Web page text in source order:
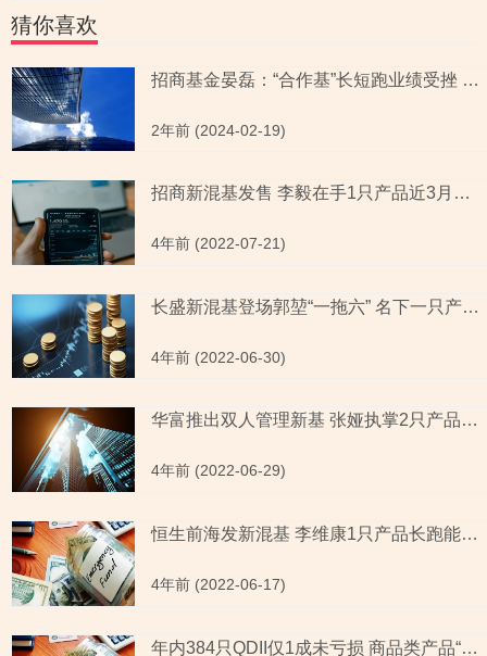
猜你喜欢
招商基金晏磊：“合作基”长短跑业绩受挫 首次单独上阵能否一改“疲态”？
2年前 (2024-02-19)
招商新混基发售 李毅在手1只产品近3月涨幅显疲软排名靠后
4年前 (2022-07-21)
长盛新混基登场郭堃“一拖六” 名下一只产品今年涨幅跑输沪深300
4年前 (2022-06-30)
华富推出双人管理新基 张娅执掌2只产品任职回报率告负
4年前 (2022-06-29)
恒生前海发新混基 李维康1只产品长跑能力跑输同类平均排名不佳
4年前 (2022-06-17)
年内384只QDII仅1成未亏损 商品类产品“斩获”超40%的收益霸榜前十